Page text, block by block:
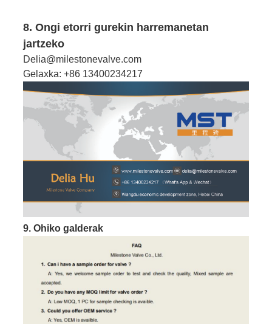
8. Ongi etorri gurekin harremanetan
jartzeko
Delia@milestonevalve.com
Gelaxka: +86 13400234217
9. Ohiko galderak